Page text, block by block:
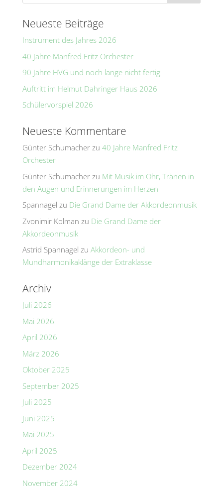
a
t
v
e
:
Neueste Beiträge
Instrument des Jahres 2026
40 Jahre Manfred Fritz Orchester
90 Jahre HVG und noch lange nicht fertig
Auftritt im Helmut Dahringer Haus 2026
Schülervorspiel 2026
Neueste Kommentare
Günter Schumacherzu 40 Jahre Manfred Fritz
Orchester
Günter Schumacherzu Mit Musik im Ohr, Tränen in
den Augen und Erinnerungen im Herzen
Spannagel zu Die Grand Dame der Akkordeonmusik
Zvonimir Kolman zu Die Grand Dame der
Akkordeonmusik
Astrid Spannagel zu Akkordeon- und
Mundharmonikaklänge der Extraklasse
Archiv
Juli 2026
Mai 2026
April 2026
März 2026
Oktober 2025
September 2025
Juli 2025
Juni 2025
Mai 2025
April 2025
Dezember 2024
November 2024